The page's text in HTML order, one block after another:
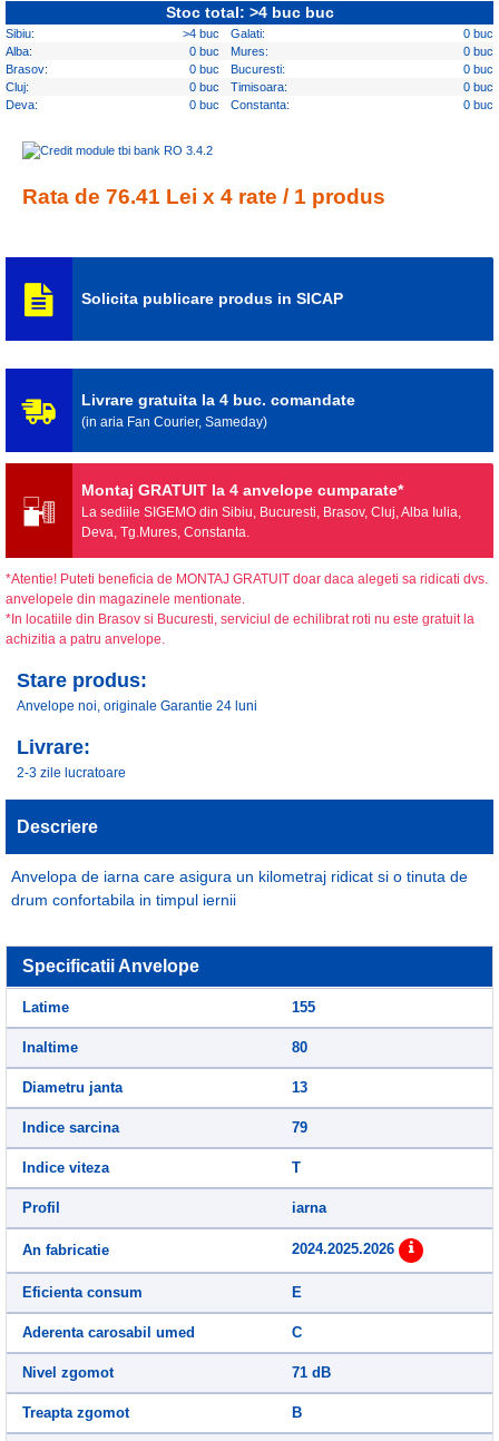
Stoc total: >4 buc buc
Sibiu: >4 buc Galati:
0 buc
Alba:
0 buc Mures:
0 buc
Brasov:
0 buc Bucuresti:
0 buc
Cluj:
0 buc Timisoara:
0 buc
Deva:
0 buc Constanta: 0 buc
Rata de 76.41 Lei x 4 rate / 1 produs
Solicita publicare produs in SICAP
Livrare gratuita la 4 buc. comandate
(in aria Fan Courier, Sameday)
Montaj GRATUIT la 4 anvelope cumparate*
La sediile SIGEMO din Sibiu, Bucuresti, Brasov, Cluj, Alba Iulia,
Deva, Tg.Mures, Constanta.
*Atentie! Puteti beneficia de MONTAJ GRATUIT doar daca alegeti sa ridicati dvs.
anvelopele din magazinele mentionate.
*In locatiile din Brasov si Bucuresti, serviciul de echilibrat roti nu este gratuit la
achizitia a patru anvelope.
Stare produs:
Anvelope noi, originale Garantie 24 luni
Livrare:
2-3 zile lucratoare
Descriere
Anvelopa de iarna care asigura un kilometraj ridicat si o tinuta de
drum confortabila in timpul iernii
Specificatii Anvelope
Latime 155
Inaltime 80
Diametru janta 13
Indice sarcina 79
Indice viteza T
Profil iarna
An fabricatie 2024.2025.2026
Eficienta consum E
Aderenta carosabil umed C
Nivel zgomot 71 dB
Treapta zgomot B